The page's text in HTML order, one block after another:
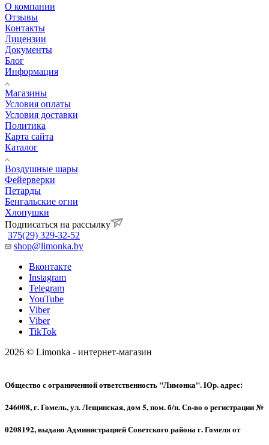
О компании
Отзывы
Контакты
Лицензии
Документы
Блог
Информация
Магазины
Условия оплаты
Условия доставки
Политика
Карта сайта
Каталог
Воздушные шары
Фейерверки
Петарды
Бенгальские огни
Хлопушки
Подписаться на рассылку
375(29) 329-32-52
shop@limonka.by
Вконтакте
Instagram
Telegram
YouTube
Viber
Viber
TikTok
2026 © Limonka - интернет-магазин
Общество с ограниченной ответственность "Лимонка". Юр. адрес:
246008, г. Гомель, ул. Лещинская, дом 5, пом. б/н. Св-во о регистрации №
0208192, выдано Администрацией Советского района г. Гомеля от